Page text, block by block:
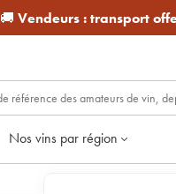
🚚 Vendeurs :transport
Nos vins par région